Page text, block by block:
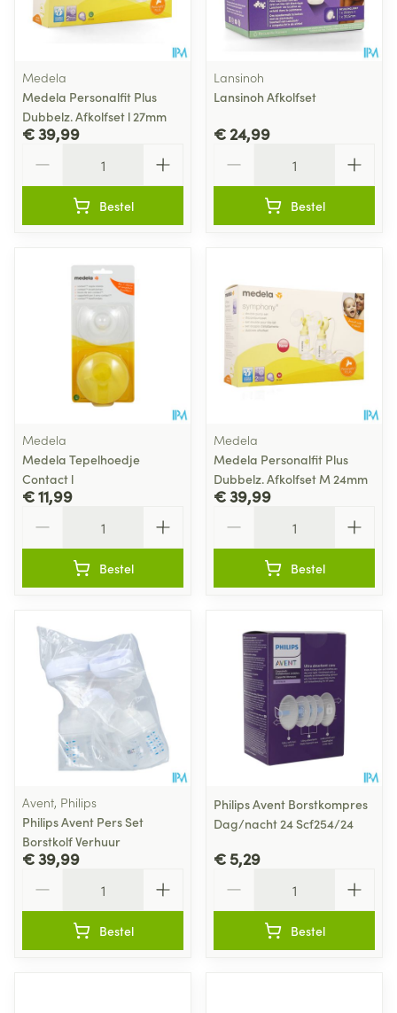
Medela
Medela Personalfit Plus
Dubbelz. Afkolfset l 27mm
€ 39,99
Bestel
Lansinoh
Lansinoh Afkolfset
€ 24,99
Bestel
Medela
Medela Tepelhoedje
Contact l
€ 11,99
Bestel
Medela
Medela Personalfit Plus
Dubbelz. Afkolfset M 24mm
€ 39,99
Bestel
Avent, Philips
Philips Avent Pers Set
Borstkolf Verhuur
€ 39,99
Bestel
Philips Avent Borstkompres
Dag/nacht 24 Scf254/24
€ 5,29
Bestel